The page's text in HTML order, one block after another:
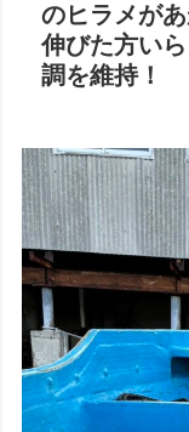
のヒラメが
伸びた方い
調を維持！